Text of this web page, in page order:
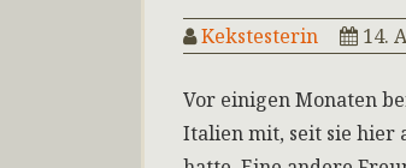
Kekstesterin 14.
Vor einigen Monaten
Italien mit, seit sie hier